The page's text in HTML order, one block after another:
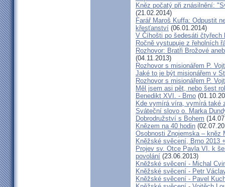
Kněz počatý při znásilnění:
(21.02.2014)
Farář Maroš Kuffa: Odpustit
křesťanství (06.01.2014)
V Číhošti po šedesáti čtyřech
Ročně vystupuje z řeholních
Rozhovor: Bratři Brožové
(04.11.2013)
Rozhovor s misionářem P.
Jaké to je být misionářem v
Rozhovor s misionářem P.
Měl jsem asi pět, nebo šest
Benedikt XVI. - Brno
Kde vymírá víra, vymírá také
Sváteční slovo o. Marka
Dobrodružství s Bohem
Knězem na 40 hodin
Osobnosti Znojemska – kněz
Kněžské svěcení, Brno 2013
Projev sv. Otce Pavla VI. k
povolání (23.06.2013)
Kněžské svěcení - Michal
Kněžské svěcení - Petr
Kněžské svěcení - Pavel